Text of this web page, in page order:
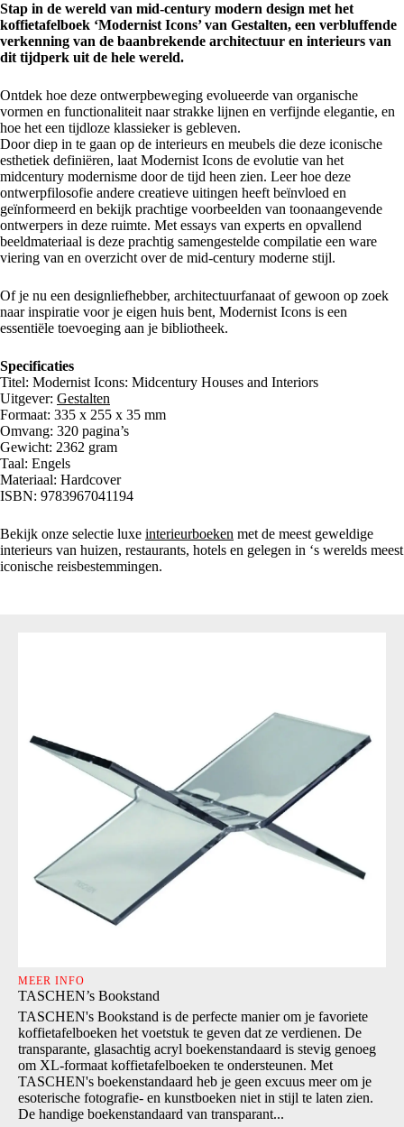
Stap in de wereld van mid-century modern design met het
koffietafelboek ‘Modernist Icons’ van Gestalten, een verbluffende
verkenning van de baanbrekende architectuur en interieurs van
dit tijdperk uit de hele wereld.
Ontdek hoe deze ontwerpbeweging evolueerde van organische
vormen en functionaliteit naar strakke lijnen en verfijnde elegantie, en
hoe het een tijdloze klassieker is gebleven.
Door diep in te gaan op de interieurs en meubels die deze iconische
esthetiek definiëren, laat Modernist Icons de evolutie van het
midcentury modernisme door de tijd heen zien. Leer hoe deze
ontwerpfilosofie andere creatieve uitingen heeft beïnvloed en
geïnformeerd en bekijk prachtige voorbeelden van toonaangevende
ontwerpers in deze ruimte. Met essays van experts en opvallend
beeldmateriaal is deze prachtig samengestelde compilatie een ware
viering van en overzicht over de mid-century moderne stijl.
Of je nu een designliefhebber, architectuurfanaat of gewoon op zoek
naar inspiratie voor je eigen huis bent, Modernist Icons is een
essentiële toevoeging aan je bibliotheek.
Specificaties
Titel: Modernist Icons: Midcentury Houses and Interiors
Uitgever: Gestalten
Formaat: 335 x 255 x 35 mm
Omvang: 320 pagina’s
Gewicht: 2362 gram
Taal: Engels
Materiaal: Hardcover
ISBN: 9783967041194
Bekijk onze selectie luxe interieurboeken met de meest geweldige
interieurs van huizen, restaurants, hotels en gelegen in ‘s werelds meest
iconische reisbestemmingen.
MEER INFO
TASCHEN’s Bookstand
TASCHEN's Bookstand is de perfecte manier om je favoriete
koffietafelboeken het voetstuk te geven dat ze verdienen. De
transparante, glasachtig acryl boekenstandaard is stevig genoeg
om XL-formaat koffietafelboeken te ondersteunen. Met
TASCHEN's boekenstandaard heb je geen excuus meer om je
esoterische fotografie- en kunstboeken niet in stijl te laten zien.
De handige boekenstandaard van transparant...